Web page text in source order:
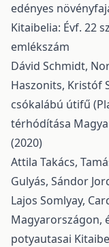
edényes
Kitaibelia: Évf. 22
emlékszám
Dávid Schmidt,
Haszonits, Kristóf
csókalábú útifű
térhódítása
(2020)
Attila Takács,
Gulyás, Sándor
Lajos Somlyay,
Magyarországon,
potyautasai